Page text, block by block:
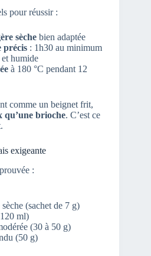
pour réussir :
sèche bien adaptée
précis : 1h30 au minimum
humide
à 180 °C pendant 12
comme un beignet frit,
qu’une brioche. C’est ce
exigeante
:
(sachet de 7 g)
ml)
(30 à 50 g)
(50 g)